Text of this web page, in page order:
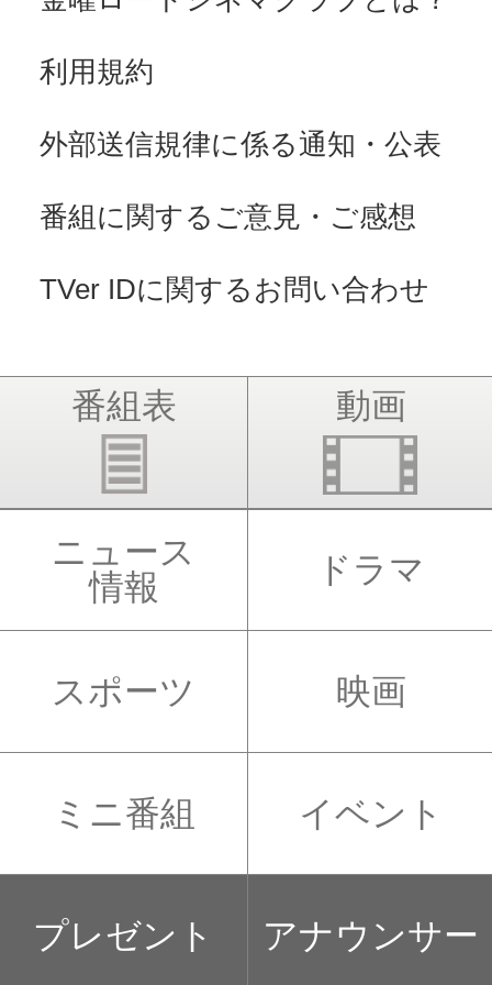
利用規約
外部送信規律に係る通知・公表
番組に関するご意見・ご感想
TVer IDに関するお問い合わせ
番組表 動画
ニュース
情報
ドラマ
スポーツ 映画
ミニ番組 イベント
プレゼント アナウンサー